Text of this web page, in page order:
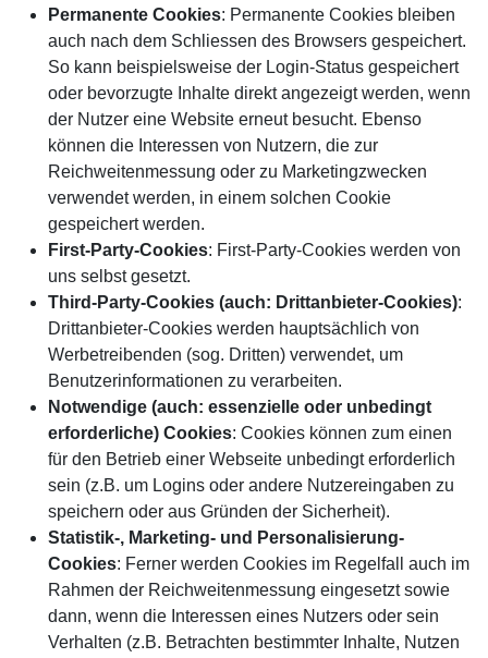
Permanente Cookies: Permanente Cookies bleiben
auch nach dem Schliessen des Browsers gespeichert.
So kann beispielsweise der Login-Status gespeichert
oder bevorzugte Inhalte direkt angezeigt werden, wenn
der Nutzer eine Website erneut besucht. Ebenso
können die Interessen von Nutzern, die zur
Reichweitenmessung oder zu Marketingzwecken
verwendet werden, in einem solchen Cookie
gespeichert werden.
First-Party-Cookies: First-Party-Cookies werden von
uns selbst gesetzt.
Third-Party-Cookies (auch: Drittanbieter-Cookies):
Drittanbieter-Cookies werden hauptsächlich von
Werbetreibenden (sog. Dritten) verwendet, um
Benutzerinformationen zu verarbeiten.
Notwendige (auch: essenzielle oder unbedingt
erforderliche) Cookies: Cookies können zum einen
für den Betrieb einer Webseite unbedingt erforderlich
sein (z.B. um Logins oder andere Nutzereingaben zu
speichern oder aus Gründen der Sicherheit).
Statistik-, Marketing- und Personalisierung-
Cookies: Ferner werden Cookies im Regelfall auch im
Rahmen der Reichweitenmessung eingesetzt sowie
dann, wenn die Interessen eines Nutzers oder sein
Verhalten (z.B. Betrachten bestimmter Inhalte, Nutzen